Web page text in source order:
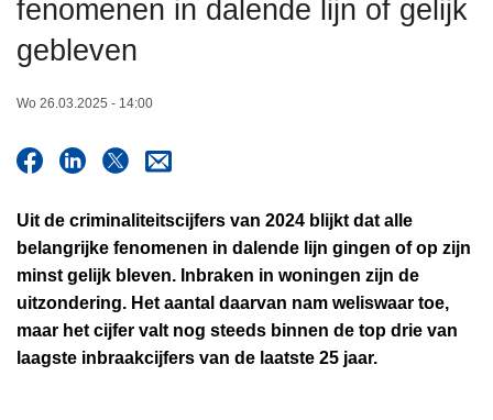
fenomenen in dalende lijn of gelijk
gebleven
Wo 26.03.2025 - 14:00
Uit de criminaliteitscijfers van 2024 blijkt dat alle
belangrijke fenomenen in dalende lijn gingen of op zijn
minst gelijk bleven. Inbraken in woningen zijn de
uitzondering. Het aantal daarvan nam weliswaar toe,
maar het cijfer valt nog steeds binnen de top drie van
laagste inbraakcijfers van de laatste 25 jaar.